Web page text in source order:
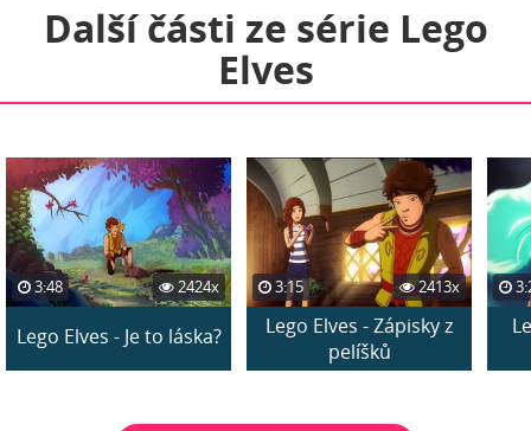
Další části ze série Lego
Elves
3:48 2424x
Lego Elves - Je to láska?
3:15 2413x
Lego Elves - Zápisky z
pelíšků